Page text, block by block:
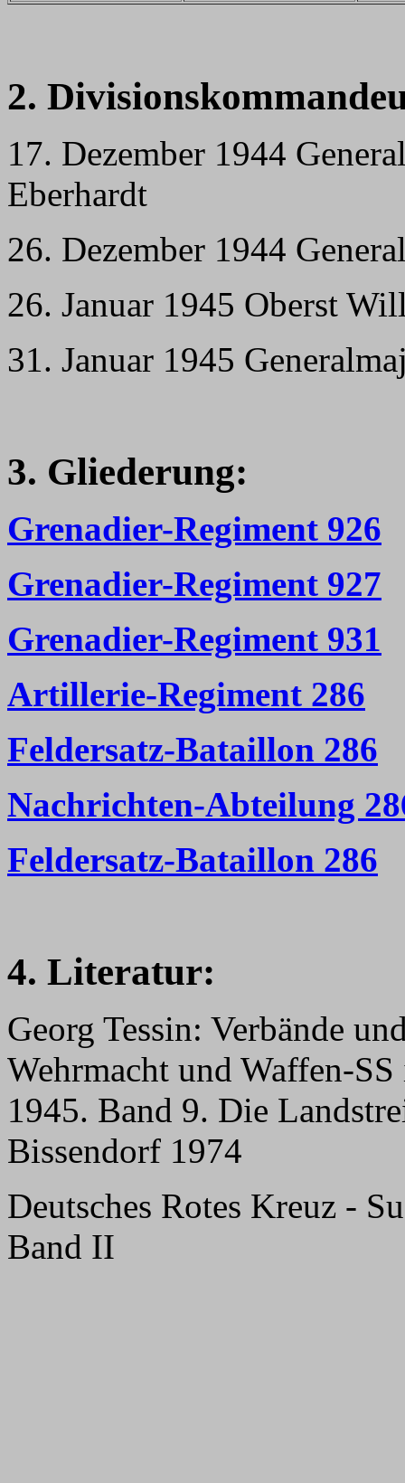
2.
17. Dezember 1944
Eberhardt
26. Dezember 1944
26. Januar 1945 Oberst
31. Januar 1945
3. Gliederung:
Grenadier-Regiment 926
Grenadier-Regiment 927
Grenadier-Regiment 931
Artillerie-Regiment 286
Feldersatz-Bataillon 286
Nachrichten-Abteilung
Feldersatz-Bataillon 286
4. Literatur:
Georg Tessin: Verbände
Wehrmacht und Waffen-
1945. Band 9. Die
Bissendorf 1974
Deutsches Rotes Kreuz -
Band II